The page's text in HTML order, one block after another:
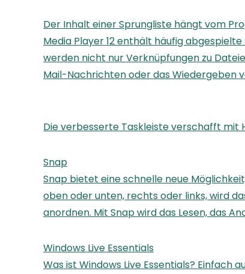
Der Inhalt einer Sprungliste hängt vom
Media Player 12 enthält häufig
werden nicht nur Verknüpfungen zu
Mail-Nachrichten oder das Wiedergeben
Die verbesserte Taskleiste verschafft mit
Snap
Snap bietet eine schnelle neue
oben oder unten, rechts oder links, wird
anordnen. Mit Snap wird das Lesen, das
Windows Live Essentials
Was ist Windows Live Essentials?